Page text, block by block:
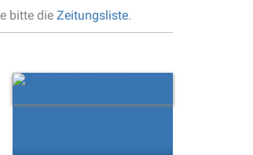
bitte die Zeitungsliste.